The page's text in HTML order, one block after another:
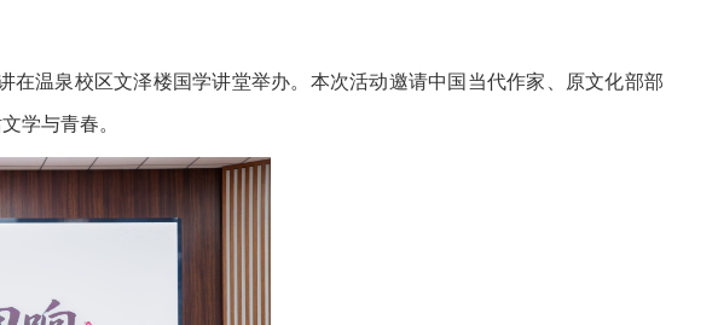
温泉校区文泽楼国学讲堂举办。本次活动邀请中国当代作家、原文化部部
学与青春。